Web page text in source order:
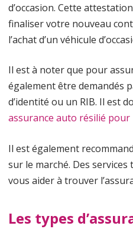
d’occasion. Cette
finaliser votre nouveau
l’achat d’un véhicule
Il est à noter que pour
également être demandés
d’identité ou un RIB. Il est
assurance auto résilié
Il est également
sur le marché. Des
vous aider à trouver
Les types